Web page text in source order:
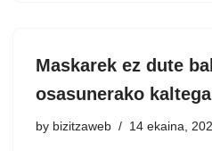
Maskarek ez dute
osasunerako
by bizitzaweb 14 ekaina,